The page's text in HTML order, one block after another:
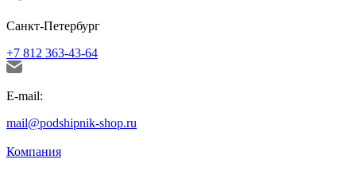
Санкт-Петербург
+7 812 363-43-64
E-mail:
mail@podshipnik-shop.ru
Компания